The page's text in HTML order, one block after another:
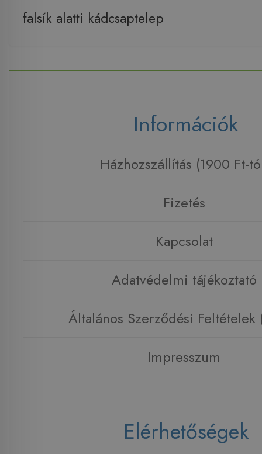
falsík alatti kádcsaptelep
Információk
Házhozszállítás (1900 Ft-
Fizetés
Kapcsolat
Adatvédelmi tájékoztató
Általános Szerződési Feltételek
Impresszum
Elérhetőségek